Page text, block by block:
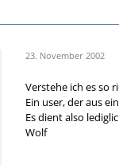
23. November 2002
Verstehe ich es so
Ein user, der aus
Es dient also
Wolf